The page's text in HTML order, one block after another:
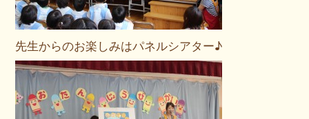
先生からのお楽しみはパネルシアター♪